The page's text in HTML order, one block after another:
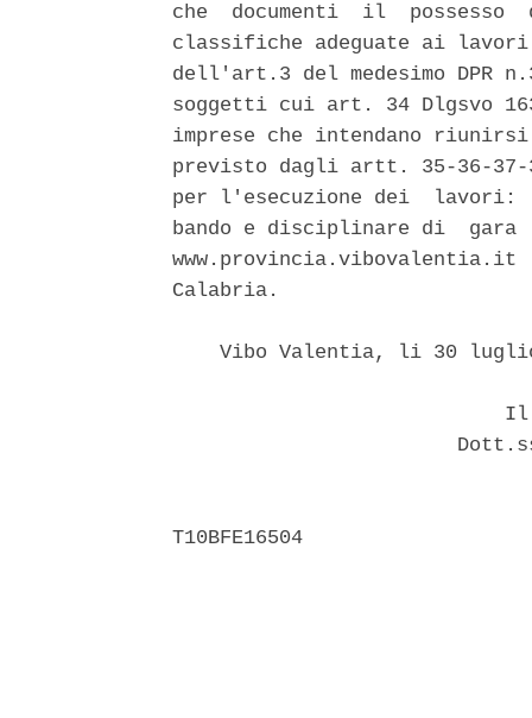
che  documenti  il
classifiche adeguate ai
dell'art.3 del medesimo DPR
soggetti cui art. 34 Dlgsvo
imprese che intendano
previsto dagli artt. 35-36-37-
per l'esecuzione dei  lavori:
bando e disciplinare di
Calabria.
Vibo Valentia, li 30